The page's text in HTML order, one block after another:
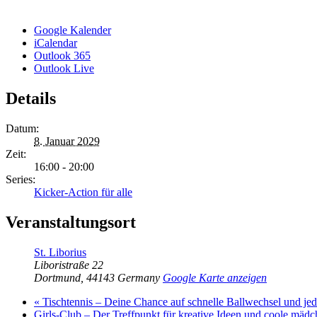
Google Kalender
iCalendar
Outlook 365
Outlook Live
Details
Datum:
8. Januar 2029
Zeit:
16:00 - 20:00
Series:
Kicker-Action für alle
Veranstaltungsort
St. Liborius
Liboristraße 22
Dortmund 44143 Germany Google Karte anzeigen
« Tischtennis – Deine Chance auf schnelle Ballwechsel und
Girls-Club – Der Treffpunkt für kreative Ideen und coole